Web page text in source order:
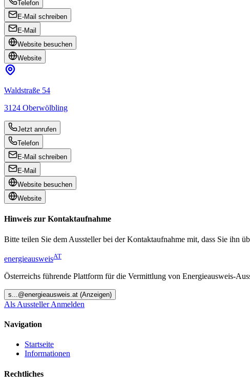
Telefon
E-Mail schreiben
E-Mail
Website besuchen
Website
Waldstraße 54
3124 Oberwölbling
Jetzt anrufen
Telefon
E-Mail schreiben
E-Mail
Website besuchen
Website
Hinweis zur Kontaktaufnahme
Bitte teilen Sie dem Aussteller bei der Kontaktaufnahme mit, dass Sie ihn
energieausweisAT
Österreichs führende Plattform für die Vermittlung von Energieausweis-
s ...@energieausweis.at (Anzeigen)
Als Aussteller Anmelden
Navigation
Startseite
Informationen
Rechtliches